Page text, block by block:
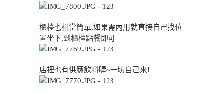
櫃檯也相當簡單,如果需內用就直接自己找位
置坐下,到櫃檯點餐即可
店裡也有供應飲料喔~一切自己來!